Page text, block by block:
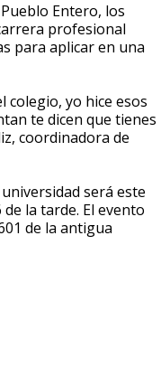
Entero, los
profesional
para aplicar en una
colegio, yo hice esos
te dicen que tienes
coordinadora de
será este
la tarde. El evento
de la antigua